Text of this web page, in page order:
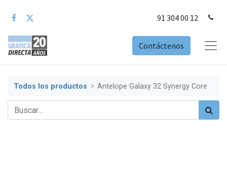
91 304 00 12
Contáctenos
Todos los productos Antelope Galaxy 32 Synergy Core